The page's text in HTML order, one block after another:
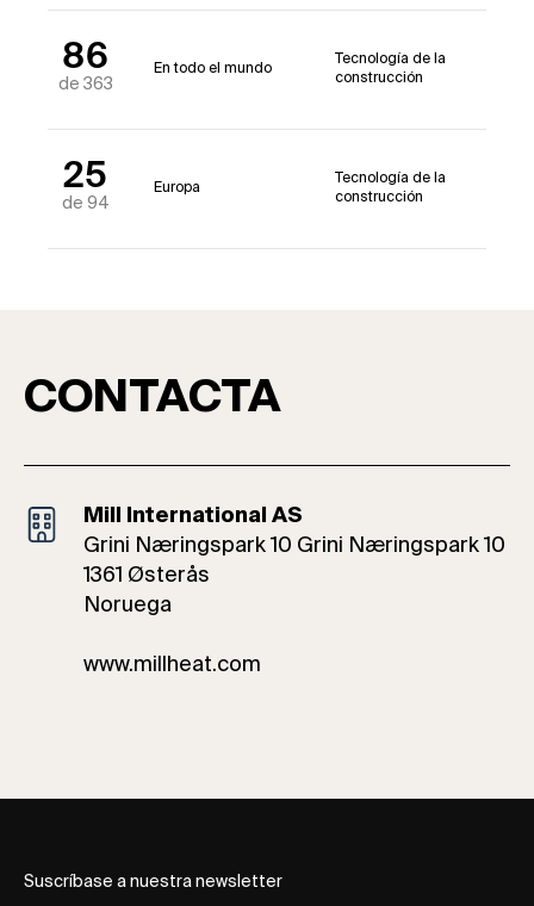
86
de 363
En todo el mundo
Tecnología de la
construcción
25
de 94
Europa
Tecnología de la
construcción
CONTACTA
Mill International AS
Grini Næringspark 10 Grini Næringspark 10
1361 Østerås
Noruega
www.millheat.com
Suscríbase a nuestra newsletter